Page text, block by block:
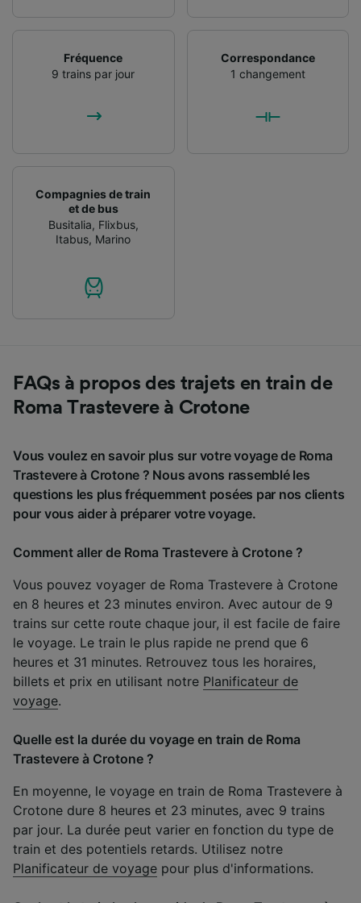
Fréquence
9 trains par jour
Correspondance
1 changement
Compagnies de train
et de bus
Busitalia, Flixbus,
Itabus, Marino
FAQs à propos des trajets en train de
Roma Trastevere à Crotone
Vous voulez en savoir plus sur votre voyage de Roma
Trastevere à Crotone ? Nous avons rassemblé les
questions les plus fréquemment posées par nos clients
pour vous aider à préparer votre voyage.
Comment aller de Roma Trastevere à Crotone ?
Vous pouvez voyager de Roma Trastevere à Crotone
en 8 heures et 23 minutes environ. Avec autour de 9
trains sur cette route chaque jour, il est facile de faire
le voyage. Le train le plus rapide ne prend que 6
heures et 31 minutes. Retrouvez tous les horaires,
billets et prix en utilisant notre Planificateur de
voyage.
Quelle est la durée du voyage en train de Roma
Trastevere à Crotone ?
En moyenne, le voyage en train de Roma Trastevere à
Crotone dure 8 heures et 23 minutes, avec 9 trains
par jour. La durée peut varier en fonction du type de
train et des potentiels retards. Utilisez notre
Planificateur de voyage pour plus d'informations.